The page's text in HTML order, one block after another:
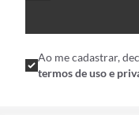
Ao me cadastrar,
termos de uso e